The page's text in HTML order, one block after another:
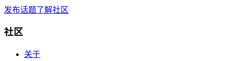
发布话题了解社区
社区
关于